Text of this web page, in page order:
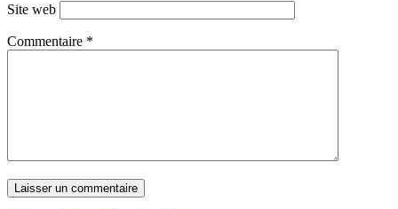
Site web
Commentaire *